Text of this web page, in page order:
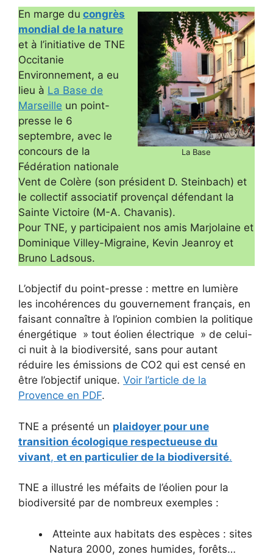
La Base
En marge du congrès
mondial de la nature
et à l’initiative de TNE
Occitanie
Environnement, a eu
lieu à La Base de
Marseille un point-
presse le 6
septembre, avec le
concours de la
Fédération nationale
Vent de Colère (son président D. Steinbach) et
le collectif associatif provençal défendant la
Sainte Victoire (M-A. Chavanis).
Pour TNE, y participaient nos amis Marjolaine et
Dominique Villey-Migraine, Kevin Jeanroy et
Bruno Ladsous.
L’objectif du point-presse : mettre en lumière
les incohérences du gouvernement français, en
faisant connaître à l’opinion combien la politique
énergétique » tout éolien électrique » de celui-
ci nuit à la biodiversité, sans pour autant
réduire les émissions de CO2 qui est censé en
être l’objectif unique. Voir l’article de la
Provence en PDF.
TNE a présenté un plaidoyer pour une
transition écologique respectueuse du
vivant, et en particulier de la biodiversité.
TNE a illustré les méfaits de l’éolien pour la
biodiversité par de nombreux exemples :
Atteinte aux habitats des espèces : sites
Natura 2000, zones humides, forêts…